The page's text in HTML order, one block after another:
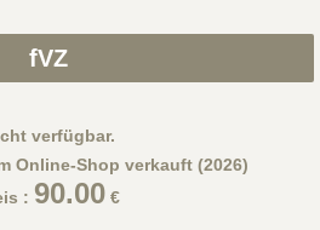
fVZ
verfügbar.
Online-Shop verkauft (2026)
: 90.00 €